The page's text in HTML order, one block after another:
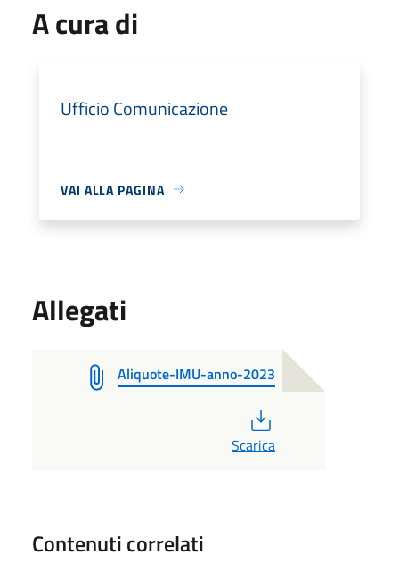
A cura di
Ufficio Comunicazione
VAI ALLA PAGINA
Allegati
Aliquote-IMU-anno-2023
Scarica
Contenuti correlati